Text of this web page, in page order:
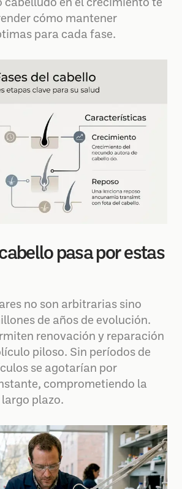
cabelludo en el crecimiento te
cómo mantener
para cada fase.
pasa por estas
no son arbitrarias sino
de años de evolución.
renovación y reparación
piloso. Sin períodos de
se agotarían por
comprometiendo la
plazo.